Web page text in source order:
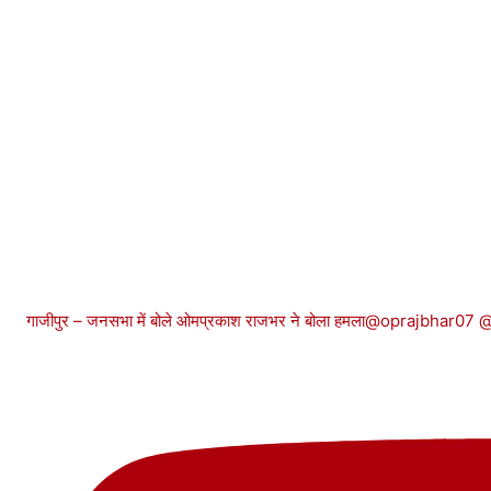
गाजीपुर – जनसभा में बोले ओमप्रकाश राजभर ने बोला हमला@oprajbhar07